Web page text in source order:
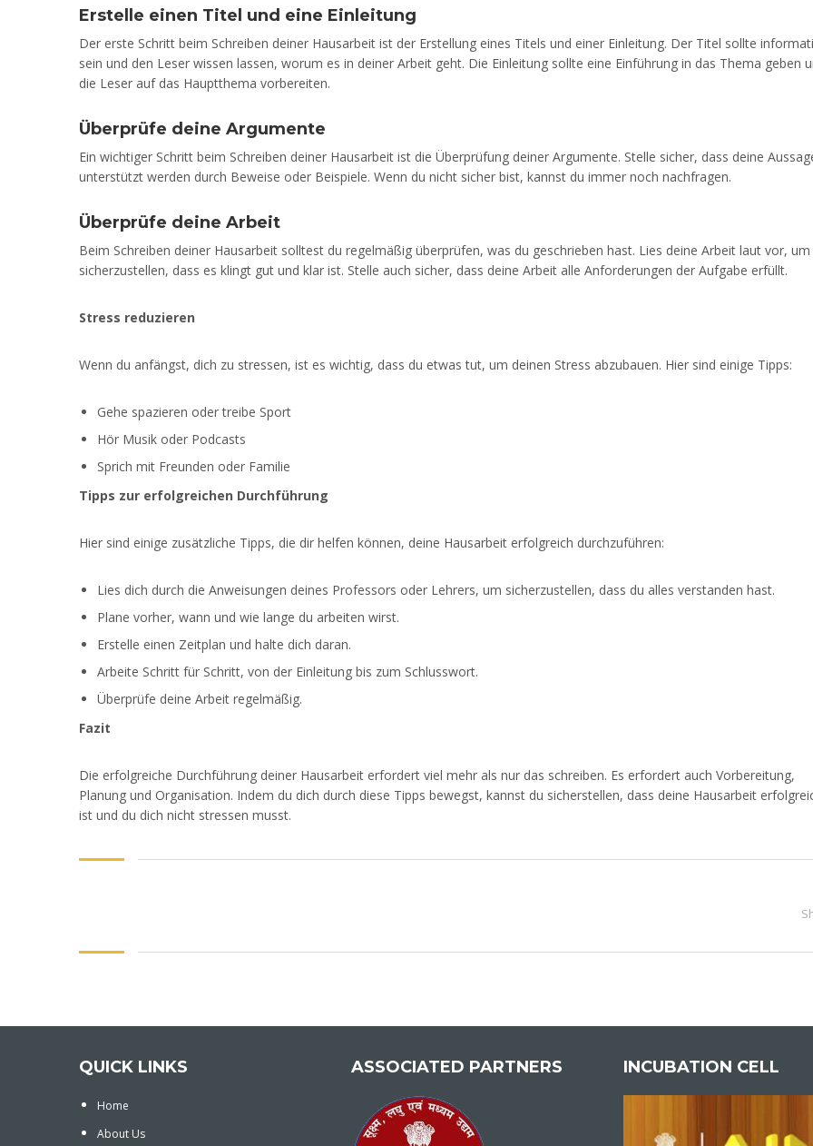
Erstelle einen Titel und eine Einleitung
Der erste Schritt beim Schreiben deiner Hausarbeit ist der Erstellung eines Titels und einer Einleitung. Der Titel sollte
sein und den Leser wissen lassen, worum es in deiner Arbeit geht. Die Einleitung sollte eine Einführung in das Thema geben
die Leser auf das Hauptthema vorbereiten.
Überprüfe deine Argumente
Ein wichtiger Schritt beim Schreiben deiner Hausarbeit ist die Überprüfung deiner Argumente. Stelle sicher, dass deine
unterstützt werden durch Beweise oder Beispiele. Wenn du nicht sicher bist, kannst du immer noch nachfragen.
Überprüfe deine Arbeit
Beim Schreiben deiner Hausarbeit solltest du regelmäßig überprüfen, was du geschrieben hast. Lies deine Arbeit laut vor, um
sicherzustellen, dass es klingt gut und klar ist. Stelle auch sicher, dass deine Arbeit alle Anforderungen der Aufgabe erfüllt.
Stress reduzieren
Wenn du anfängst, dich zu stressen, ist es wichtig, dass du etwas tut, um deinen Stress abzubauen. Hier sind einige Tipps:
Gehe spazieren oder treibe Sport
Hör Musik oder Podcasts
Sprich mit Freunden oder Familie
Tipps zur erfolgreichen Durchführung
Hier sind einige zusätzliche Tipps, die dir helfen können, deine Hausarbeit erfolgreich durchzuführen:
Lies dich durch die Anweisungen deines Professors oder Lehrers, um sicherzustellen, dass du alles verstanden hast.
Plane vorher, wann und wie lange du arbeiten wirst.
Erstelle einen Zeitplan und halte dich daran.
Arbeite Schritt für Schritt, von der Einleitung bis zum Schlusswort.
Überprüfe deine Arbeit regelmäßig.
Fazit
Die erfolgreiche Durchführung deiner Hausarbeit erfordert viel mehr als nur das schreiben. Es erfordert auch Vorbereitung,
Planung und Organisation. Indem du dich durch diese Tipps bewegst, kannst du sicherstellen, dass deine Hausarbeit
ist und du dich nicht stressen musst.
QUICK LINKS
Home
About Us
ASSOCIATED PARTNERS INCUBATION CELL